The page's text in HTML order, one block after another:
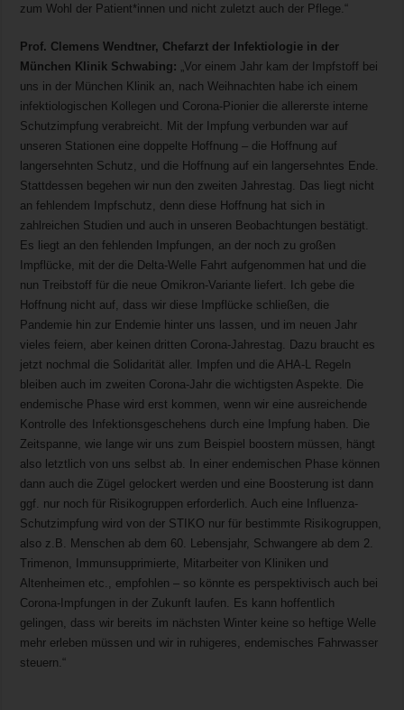
zum Wohl der Patient*innen und nicht zuletzt auch der Pflege.“
Prof. Clemens Wendtner, Chefarzt der Infektiologie in der
München Klinik Schwabing: „Vor einem Jahr kam der Impfstoff bei
uns in der München Klinik an, nach Weihnachten habe ich einem
infektiologischen Kollegen und Corona-Pionier die allererste interne
Schutzimpfung verabreicht. Mit der Impfung verbunden war auf
unseren Stationen eine doppelte Hoffnung – die Hoffnung auf
langersehnten Schutz, und die Hoffnung auf ein langersehntes Ende.
Stattdessen begehen wir nun den zweiten Jahrestag. Das liegt nicht
an fehlendem Impfschutz, denn diese Hoffnung hat sich in
zahlreichen Studien und auch in unseren Beobachtungen bestätigt.
Es liegt an den fehlenden Impfungen, an der noch zu großen
Impflücke, mit der die Delta-Welle Fahrt aufgenommen hat und die
nun Treibstoff für die neue Omikron-Variante liefert. Ich gebe die
Hoffnung nicht auf, dass wir diese Impflücke schließen, die
Pandemie hin zur Endemie hinter uns lassen, und im neuen Jahr
vieles feiern, aber keinen dritten Corona-Jahrestag. Dazu braucht es
jetzt nochmal die Solidarität aller. Impfen und die AHA-L Regeln
bleiben auch im zweiten Corona-Jahr die wichtigsten Aspekte. Die
endemische Phase wird erst kommen, wenn wir eine ausreichende
Kontrolle des Infektionsgeschehens durch eine Impfung haben. Die
Zeitspanne, wie lange wir uns zum Beispiel boostern müssen, hängt
also letztlich von uns selbst ab. In einer endemischen Phase können
dann auch die Zügel gelockert werden und eine Boosterung ist dann
ggf. nur noch für Risikogruppen erforderlich. Auch eine Influenza-
Schutzimpfung wird von der STIKO nur für bestimmte Risikogruppen,
also z.B. Menschen ab dem 60. Lebensjahr, Schwangere ab dem 2.
Trimenon, Immunsupprimierte, Mitarbeiter von Kliniken und
Altenheimen etc., empfohlen – so könnte es perspektivisch auch bei
Corona-Impfungen in der Zukunft laufen. Es kann hoffentlich
gelingen, dass wir bereits im nächsten Winter keine so heftige Welle
mehr erleben müssen und wir in ruhigeres, endemisches Fahrwasser
steuern.“